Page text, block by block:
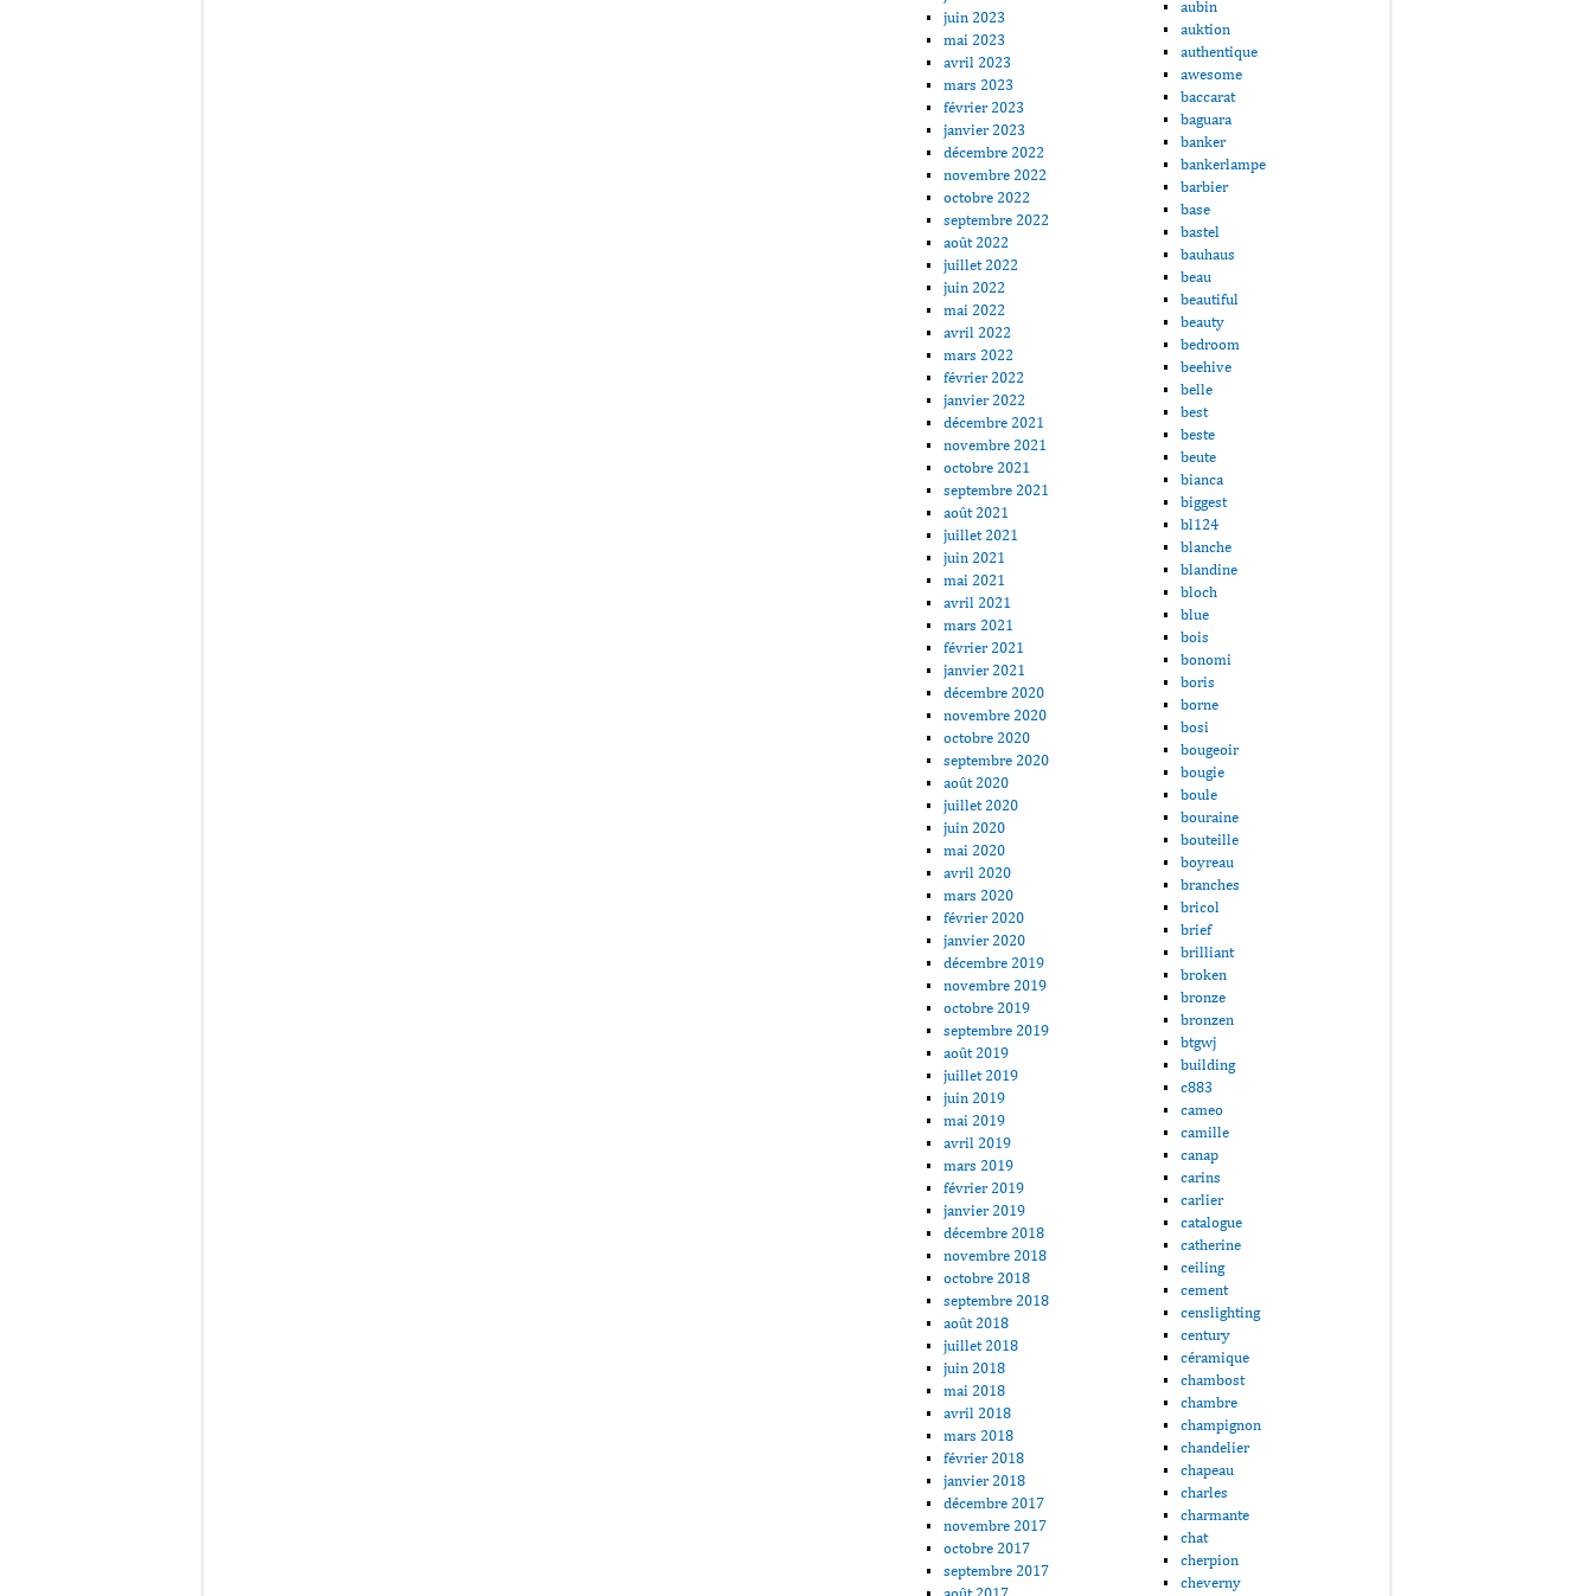
juin 2023
mai 2023
avril 2023
mars 2023
février 2023
janvier 2023
décembre 2022
novembre 2022
octobre 2022
septembre 2022
août 2022
juillet 2022
juin 2022
mai 2022
avril 2022
mars 2022
février 2022
janvier 2022
décembre 2021
novembre 2021
octobre 2021
septembre 2021
août 2021
juillet 2021
juin 2021
mai 2021
avril 2021
mars 2021
février 2021
janvier 2021
décembre 2020
novembre 2020
octobre 2020
septembre 2020
août 2020
juillet 2020
juin 2020
mai 2020
avril 2020
mars 2020
février 2020
janvier 2020
décembre 2019
novembre 2019
octobre 2019
septembre 2019
août 2019
juillet 2019
juin 2019
mai 2019
avril 2019
mars 2019
février 2019
janvier 2019
décembre 2018
novembre 2018
octobre 2018
septembre 2018
août 2018
juillet 2018
juin 2018
mai 2018
avril 2018
mars 2018
février 2018
janvier 2018
décembre 2017
novembre 2017
octobre 2017
septembre 2017
aubin
auktion
authentique
awesome
baccarat
baguara
banker
bankerlampe
barbier
base
bastel
bauhaus
beau
beautiful
beauty
bedroom
beehive
belle
best
beste
beute
bianca
biggest
bl124
blanche
blandine
bloch
blue
bois
bonomi
boris
borne
bosi
bougeoir
bougie
boule
bouraine
bouteille
boyreau
branches
bricol
brief
brilliant
broken
bronze
bronzen
btgwj
building
c883
cameo
camille
canap
carins
carlier
catalogue
catherine
ceiling
cement
censlighting
century
céramique
chambost
chambre
champignon
chandelier
chapeau
charles
charmante
chat
cherpion
cheverny